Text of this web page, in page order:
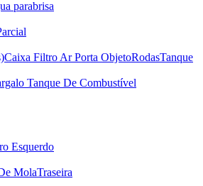
parabrisa
Caixa Filtro ArPorta ObjetoRodasTanque
Tanque De Combustível
Esquerdo
MolaTraseira